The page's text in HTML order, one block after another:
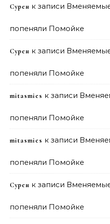
Сурен к записи
попеняли Помойке
Сурен к записи
попеняли Помойке
mitasmies к записи
попеняли Помойке
mitasmies к записи
попеняли Помойке
Сурен к записи
попеняли Помойке